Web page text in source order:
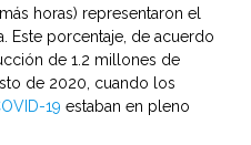
horas) representaron el
Este porcentaje, de acuerdo
de 1.2 millones de
de 2020, cuando los
19 estaban en pleno